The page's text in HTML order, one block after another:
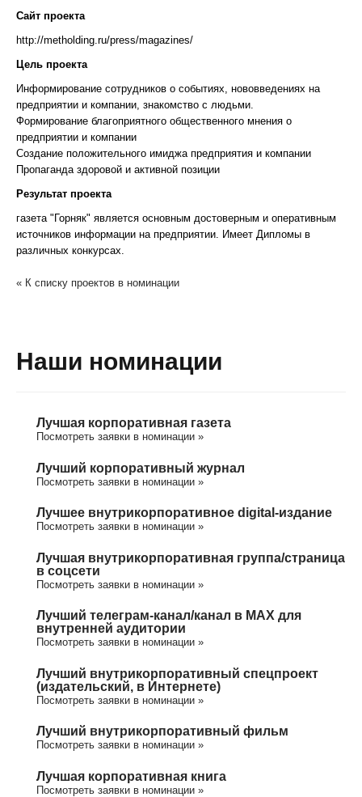
Сайт проекта
http://metholding.ru/press/magazines/
Цель проекта
Информирование сотрудников о событиях, нововведениях на
предприятии и компании, знакомство с людьми.
Формирование благоприятного общественного мнения о
предприятии и компании
Создание положительного имиджа предприятия и компании
Пропаганда здоровой и активной позиции
Результат проекта
газета "Горняк" является основным достоверным и оперативным
источников информации на предприятии. Имеет Дипломы в
различных конкурсах.
« К списку проектов в номинации
Наши номинации
Лучшая корпоративная газета
Посмотреть заявки в номинации »
Лучший корпоративный журнал
Посмотреть заявки в номинации »
Лучшее внутрикорпоративное digital-издание
Посмотреть заявки в номинации »
Лучшая внутрикорпоративная группа/cтраница
в соцсети
Посмотреть заявки в номинации »
Лучший телеграм-канал/канал в МАХ для
внутренней аудитории
Посмотреть заявки в номинации »
Лучший внутрикорпоративный спецпроект
(издательский, в Интернете)
Посмотреть заявки в номинации »
Лучший внутрикорпоративный фильм
Посмотреть заявки в номинации »
Лучшая корпоративная книга
Посмотреть заявки в номинации »